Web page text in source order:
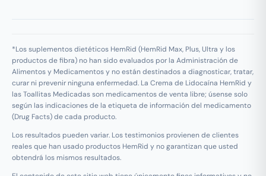
*Los suplementos dietéticos HemRid (HemRid Max, Plus, Ultra y los
productos de fibra) no han sido evaluados por la Administración de
Alimentos y Medicamentos y no están destinados a diagnosticar, tratar,
curar ni prevenir ninguna enfermedad. La Crema de Lidocaína HemRid y
las Toallitas Medicadas son medicamentos de venta libre; úsense solo
según las indicaciones de la etiqueta de información del medicamento
(Drug Facts) de cada producto.
Los resultados pueden variar. Los testimonios provienen de clientes
reales que han usado productos HemRid y no garantizan que usted
obtendrá los mismos resultados.